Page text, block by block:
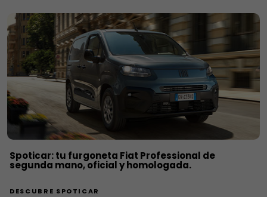
Spoticar: tu furgoneta Fiat Professional de
segunda mano, oficial y homologada.
DESCUBRE SPOTICAR